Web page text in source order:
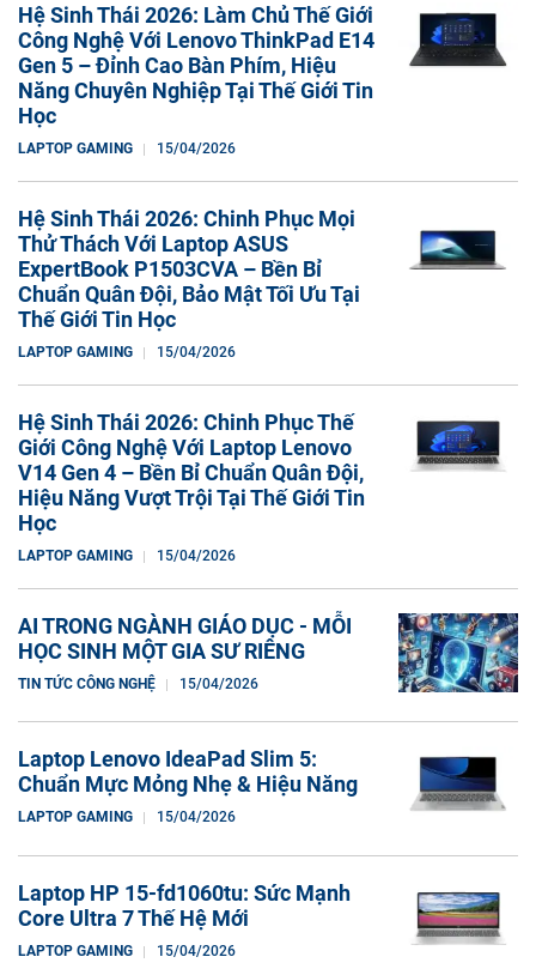
Hệ Sinh Thái 2026: Làm Chủ Thế Giới
Công Nghệ Với Lenovo ThinkPad E14
Gen 5 – Đỉnh Cao Bàn Phím, Hiệu
Năng Chuyên Nghiệp Tại Thế Giới Tin
Học
LAPTOP GAMING 15/04/2026
Hệ Sinh Thái 2026: Chinh Phục Mọi
Thử Thách Với Laptop ASUS
ExpertBook P1503CVA – Bền Bỉ
Chuẩn Quân Đội, Bảo Mật Tối Ưu Tại
Thế Giới Tin Học
LAPTOP GAMING 15/04/2026
Hệ Sinh Thái 2026: Chinh Phục Thế
Giới Công Nghệ Với Laptop Lenovo
V14 Gen 4 – Bền Bỉ Chuẩn Quân Đội,
Hiệu Năng Vượt Trội Tại Thế Giới Tin
Học
LAPTOP GAMING 15/04/2026
AI TRONG NGÀNH GIÁO DỤC - MỖI
HỌC SINH MỘT GIA SƯ RIÊNG
TIN TỨC CÔNG NGHỆ 15/04/2026
Laptop Lenovo IdeaPad Slim 5:
Chuẩn Mực Mỏng Nhẹ & Hiệu Năng
LAPTOP GAMING 15/04/2026
Laptop HP 15-fd1060tu: Sức Mạnh
Core Ultra 7 Thế Hệ Mới
LAPTOP GAMING 15/04/2026